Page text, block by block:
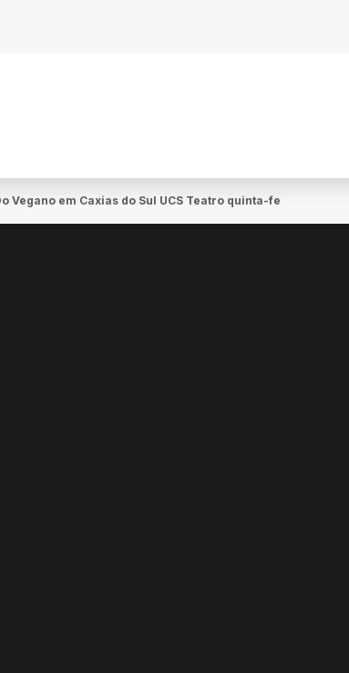
Vegano em Caxias do Sul UCS Teatro quinta-feira 26 de